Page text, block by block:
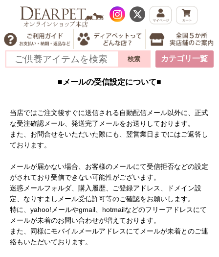
カテゴリ一覧
■メールの受信設定について■
当店ではご注文後すぐに送信される自動配信メール以外に、正式
な受注確認メール、発送完了メールをお送りしております。
また、お問合せをいただいた際にも、翌営業日までにはご返答し
ております。
メールが届かない場合、お客様のメールにて受信拒否などの設定
がされており受信できない可能性がございます。
迷惑メールフォルダ、購入履歴、ご登録アドレス、ドメイン設
定、なりすましメール受信許可等のご確認をお願いします。
特に、yahoo!メールやgmail、hotmailなどのフリーアドレスにて
メールが未着のお問い合わせが増えております。
また、同様にモバイルメールアドレスにてメールが未着とのご連
絡もいただいております。